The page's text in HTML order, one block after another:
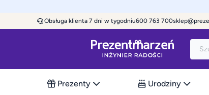
Obsługa klienta 7 dni w tygodniu600 763 700
Prezenty Urodziny